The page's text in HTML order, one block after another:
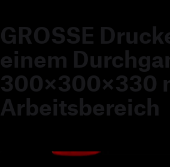
GROSSE
einem
300×300×330
Arbeitsbereich